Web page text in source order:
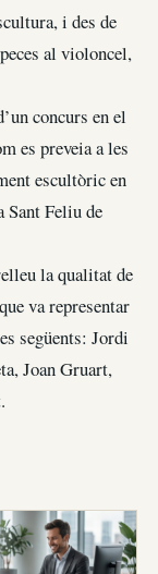
i des de
al violoncel,
concurs en el
es preveia a les
escultòric en
Feliu de
la qualitat de
va representar
següents: Jordi
Joan Gruart,